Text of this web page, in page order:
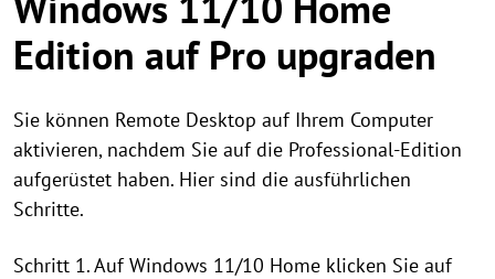
Edition auf Pro upgraden
Sie können Remote Desktop auf Ihrem Computer
aktivieren, nachdem Sie auf die Professional-Edition
aufgerüstet haben. Hier sind die ausführlichen
Schritte.
Schritt 1. Auf Windows 11/10 Home klicken Sie auf